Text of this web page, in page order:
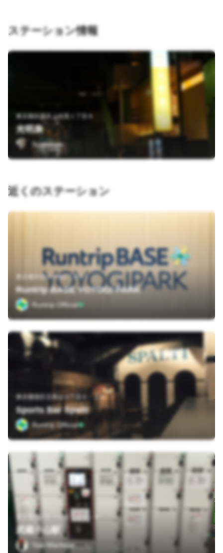
ステーション情報
東京都目黒区上目黒１丁目６
光明泉
Sushiman
近くのステーション
東京都渋谷区神南1丁目1-1
Runtrip BASE YOYOGI PARK
Runtrip Official
東京都港区北青山３丁目６－２０
Sports Bar Spalti
Runtrip Official
東京都品川区小山３丁目４－８
武蔵小山駅
Yuki Machida